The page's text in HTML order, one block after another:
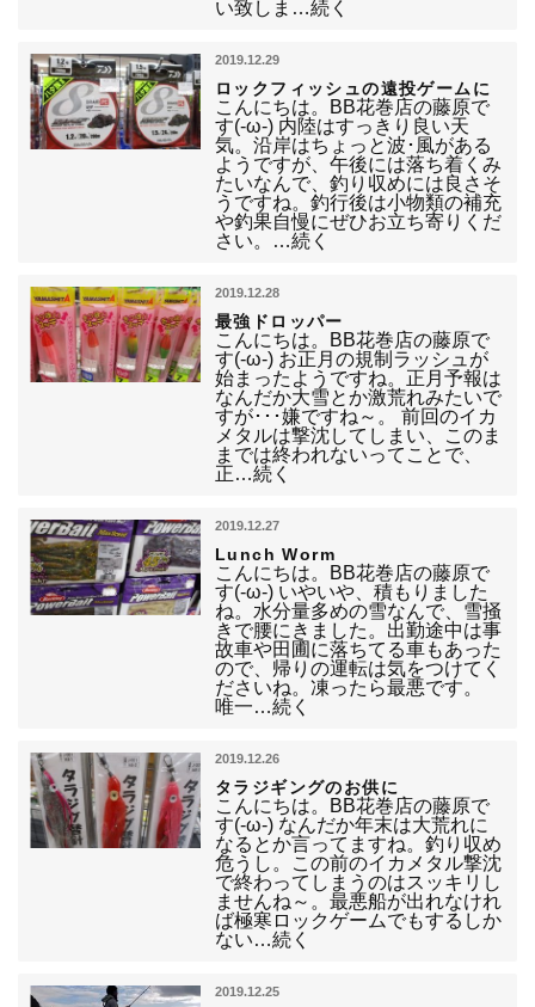
い致しま…続く
2019.12.29
ロックフィッシュの遠投ゲームに
こんにちは。BB花巻店の藤原で
す(-ω-) 内陸はすっきり良い天
気。沿岸はちょっと波･風がある
ようですが、午後には落ち着くみ
たいなんで、釣り収めには良さそ
うですね。釣行後は小物類の補充
や釣果自慢にぜひお立ち寄りくだ
さい。…続く
2019.12.28
最強ドロッパー
こんにちは。BB花巻店の藤原で
す(-ω-) お正月の規制ラッシュが
始まったようですね。正月予報は
なんだか大雪とか激荒れみたいで
すが･･･嫌ですね～。 前回のイカ
メタルは撃沈してしまい、このま
までは終われないってことで、
正…続く
2019.12.27
Lunch Worm
こんにちは。BB花巻店の藤原で
す(-ω-) いやいや、積もりました
ね。水分量多めの雪なんで、雪掻
きで腰にきました。出勤途中は事
故車や田圃に落ちてる車もあった
ので、帰りの運転は気をつけてく
ださいね。凍ったら最悪です。
唯一…続く
2019.12.26
タラジギングのお供に
こんにちは。BB花巻店の藤原で
す(-ω-) なんだか年末は大荒れに
なるとか言ってますね。釣り収め
危うし。この前のイカメタル撃沈
で終わってしまうのはスッキリし
ませんね～。最悪船が出れなけれ
ば極寒ロックゲームでもするしか
ない…続く
2019.12.25